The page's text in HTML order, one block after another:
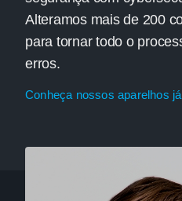
Alteramos mais de 200
para tornar todo o
erros.
Conheça nossos aparelhos